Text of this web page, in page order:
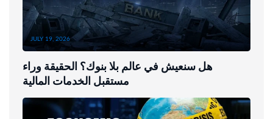
JULY 19, 2026
هل سنعيش في عالم بلا بنوك؟ الحقيقة وراء
مستقبل الخدمات المالية